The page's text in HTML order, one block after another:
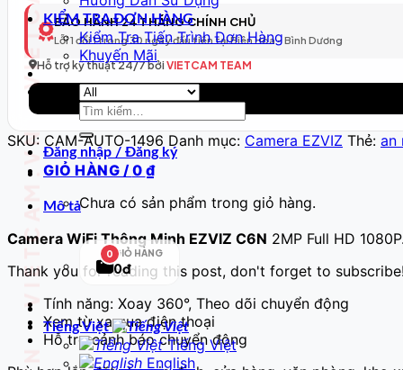
KIỂM TRA ĐƠN HÀNG
Kiểm Tra Tiến Trình Đơn Hàng
Khuyến Mãi
Tìm
kiếm:
Đăng nhập / Đăng ký
GIỎ HÀNG / 0 ₫
Chưa có sản phẩm trong giỏ hàng.
0 GIỎ HÀNG
0đ
Tiếng Việt
Tiếng Việt
English
Model
497
–
Full
HD
số
BẢO HÀNH 24 THÁNG CHÍNH CHỦ
Lỗi 1 đổi 1 trong 30 ngày đầu tiên tại Biên Hòa - Bình Dương
Hỗ trợ kỹ thuật 24/7 bởi VIETCAM TEAM
SKU: CAM-AUTO-1496 Danh mục: Camera EZVIZ Thẻ: an
Mô tả
Camera WiFi Thông Minh EZVIZ C6N 2MP Full HD 1080P.
Thank you for reading this post, don't forget to subscribe!
Tính năng: Xoay 360°, Theo dõi chuyển động
Xem từ xa qua điện thoại
Hỗ trợ cảnh báo chuyển động